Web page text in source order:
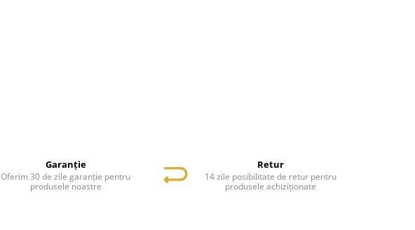
Garanție
Oferim 30 de zile garanție pentru
produsele noastre
Retur
14 zile posibilitate de retur pentru
produsele achiziționate